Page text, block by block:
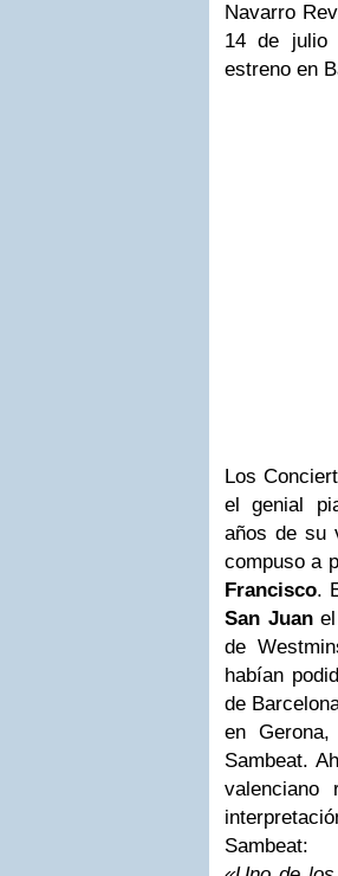
Navarro
14 de julio
estreno en
Los
el genial
años de su
compuso a
Francisco.
San Juanel
de
habían
de
en
Sambeat.
Sambeat: